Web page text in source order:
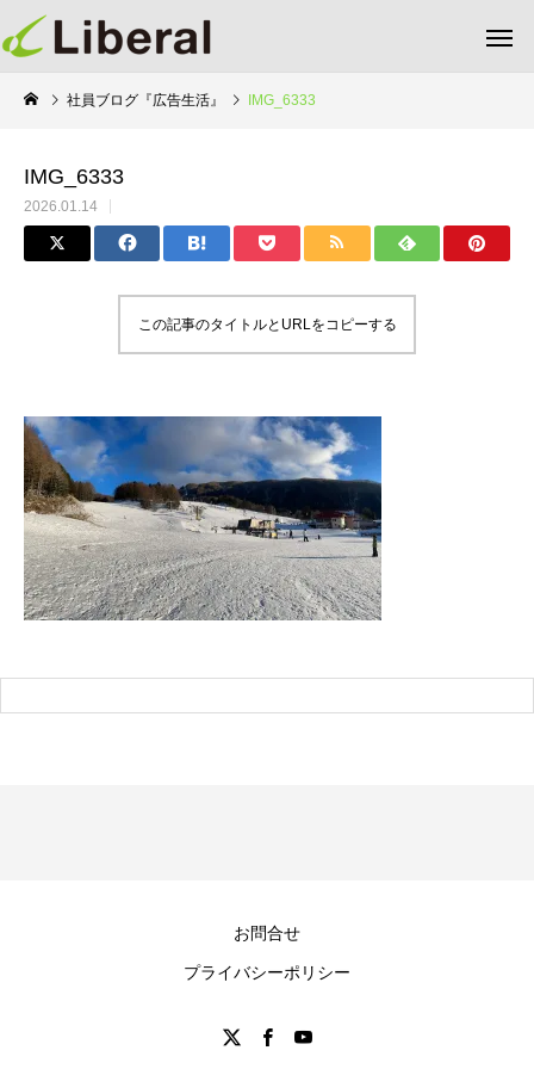
社員ブログ『広告生活』 IMG_6333
IMG_6333
2026.01.14
この記事のタイトルとURLをコピーする
お問合せ
プライバシーポリシー